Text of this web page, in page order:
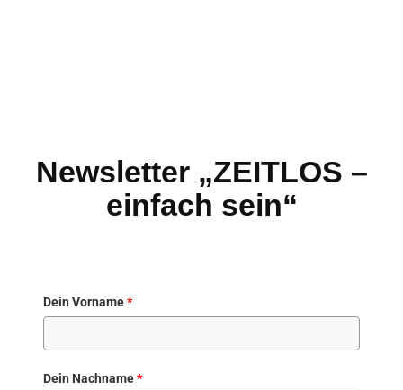
Newsletter „ZEITLOS –
einfach sein“
Dein Vorname*
Dein Nachname*